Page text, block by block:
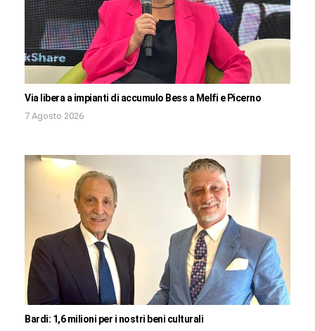
Via libera a impianti di accumulo Bess a Melfi e Picerno
7 Agosto 2026
Bardi: 1,6 milioni per i nostri beni culturali